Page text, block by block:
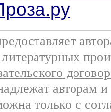
авторам
только с